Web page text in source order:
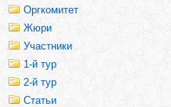
Оргкомитет
Жюри
Участники
1-й тур
2-й тур
Статьи